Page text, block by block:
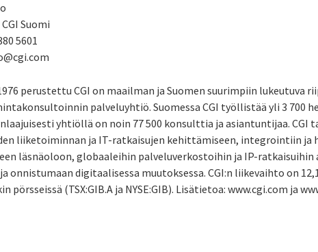
Suomi
5601
perustettu CGI on maailman ja Suomen suurimpiin lukeutuva
palveluyhtiö. Suomessa CGI työllistää yli 3 700
yhtiöllä on noin 77 500 konsulttia ja asiantuntijaa. CGI
liiketoiminnan ja IT-ratkaisujen kehittämiseen, integrointiin ja
läsnäoloon, globaaleihin palveluverkostoihin ja IP-ratkaisuihin
onnistumaan digitaalisessa muutoksessa. CGI:n liikevaihto on
pörsseissä (TSX:GIB.A ja NYSE:GIB). Lisätietoa: www.cgi.com ja